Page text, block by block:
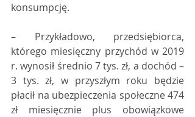
konsumpcję.
– Przykładowo, przedsiębiorca,
którego miesięczny przychód w 2019
r. wynosił średnio 7 tys. zł, a dochód –
3 tys. zł, w przyszłym roku będzie
płacił na ubezpieczenia społeczne 474
zł miesięcznie plus obowiązkowe